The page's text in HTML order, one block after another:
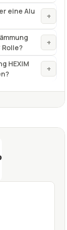
eine Alu
+
+
HEXIM
+